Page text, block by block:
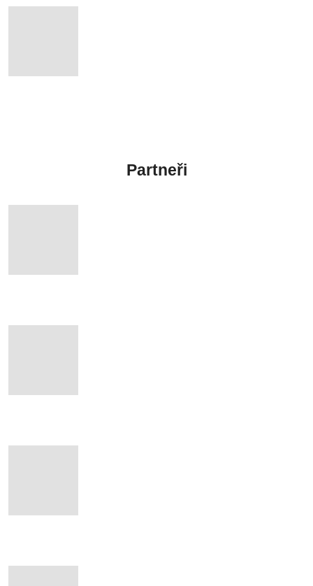
Partneři